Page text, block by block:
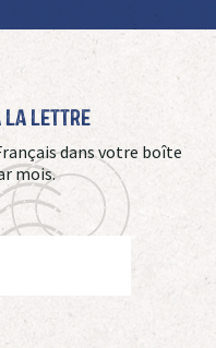
La Lettre
dans votre boîte
mois.